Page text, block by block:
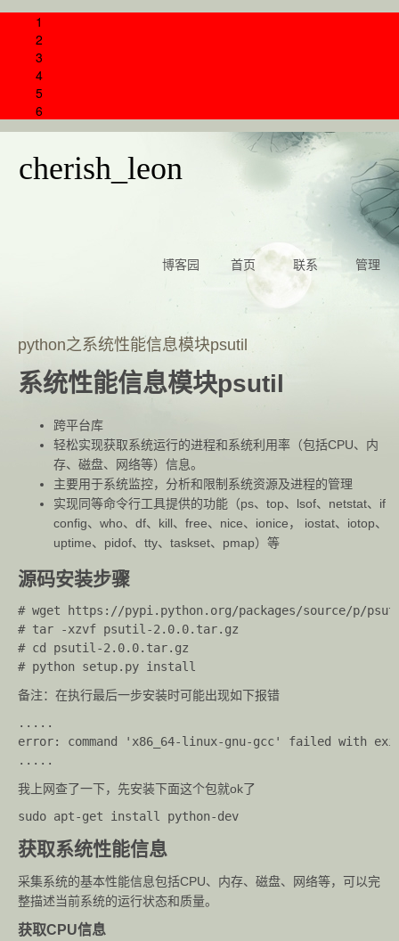
1
2
3
4
5
6
cherish_leon
博客园 首页 联系 管理
python之系统性能信息模块psutil
系统性能信息模块psutil
跨平台库
轻松实现获取系统运行的进程和系统利用率（包括CPU、内
存、磁盘、网络等）信息。
主要用于系统监控，分析和限制系统资源及进程的管理
实现同等命令行工具提供的功能（ps、top、lsof、netstat、if
config、who、df、kill、free、nice、ionice， iostat、iotop、
uptime、pidof、tty、taskset、pmap）等
源码安装步骤
# wget https://pypi.python.org/packages/source/p/
# tar -xzvf psutil-2.0.0.tar.gz
# cd psutil-2.0.0.tar.gz
备注：在执行最后一步安装时可能出现如下报错
.....
error: command 'x86_64-linux-gnu-gcc' failed with
我上网查了一下，先安装下面这个包就ok了
获取系统性能信息
采集系统的基本性能信息包括CPU、内存、磁盘、网络等，可以完
整描述当前系统的运行状态和质量。
获取CPU信息